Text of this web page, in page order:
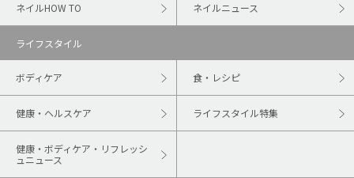
ネイルHOW TO ネイルニュース
ライフスタイル
ボディケア 食・レシピ
健康・ヘルスケア ライフスタイル特集
健康・ボディケア・リフレッシ
ュニュース